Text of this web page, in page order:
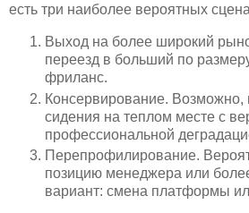
есть три наиболее вероятных
Выход на более широкий
переезд в больший по
фриланс.
Консервирование. Возможно,
сидения на теплом месте с
профессиональной
Перепрофилирование.
позицию менеджера или
вариант: смена платформы